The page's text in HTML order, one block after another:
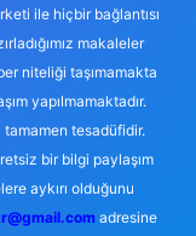
ile hiçbir bağlantısı
makaleler
niteliği taşımamakta
yapılmamaktadır.
tesadüfidir.
bir bilgi paylaşım
aykırı olduğunu
adresine